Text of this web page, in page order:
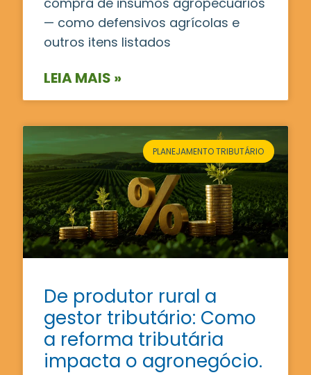
— como defensivos agrícolas e
outros itens listados
LEIA MAIS »
PLANEJAMENTO TRIBUTÁRIO
De produtor rural a
gestor tributário: Como
a reforma tributária
impacta o agronegócio.